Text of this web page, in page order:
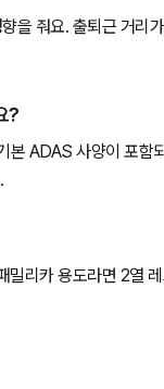
을 줘요. 출퇴근 거리
?
본 ADAS 사양이 포함
리카 용도라면 2열